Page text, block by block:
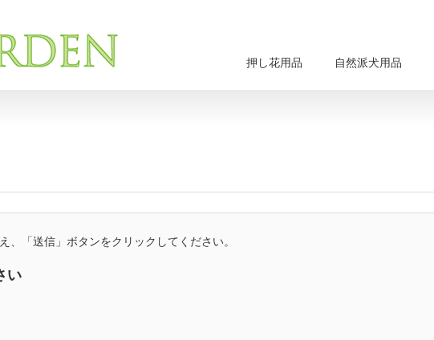
押し花用品 自然派犬用品
、「送信」ボタンをクリックしてください。
い